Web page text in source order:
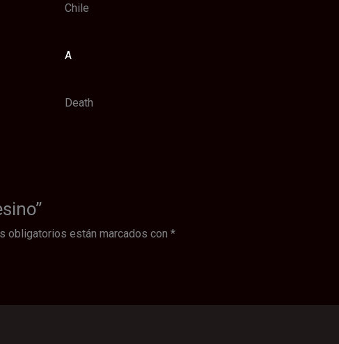
Chile
A
Death
obligatorios están marcados con *